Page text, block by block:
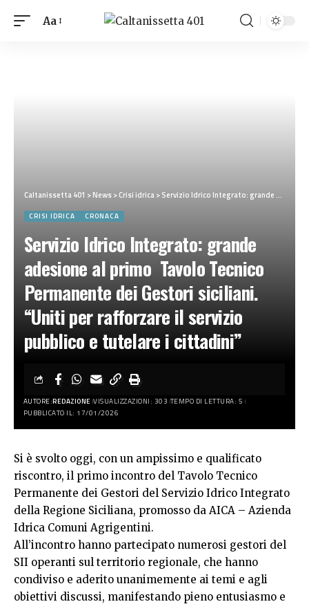
Aa
Caltanissetta 401 >News>Crisi idrica>Servizio Idrico Integrato: grande adesione al primo Tavolo Tecnico Permanente dei Gestori siciliani. “Uniti per rafforzare il servizio pubblico e tutelare i cittadini”
CRISI IDRICA CRONACA
Servizio Idrico Integrato: grande
adesione al primo Tavolo Tecnico
Permanente dei Gestori siciliani.
“Uniti per rafforzare il servizio
pubblico e tutelare i cittadini”
AUTORE:REDAZIONE VISUALIZZAZIONI: 303 TEMPO DI LETTURA: 5
PUBBLICATO IL: 17/01/2026
Si è svolto oggi, con un ampissimo e qualificato
riscontro, il primo incontro del Tavolo Tecnico
Permanente dei Gestori del Servizio Idrico Integrato
della Regione Siciliana, promosso da AICA – Azienda
Idrica Comuni Agrigentini.
All’incontro hanno partecipato numerosi gestori del
SII operanti sul territorio regionale, che hanno
condiviso e aderito unanimemente ai temi e agli
obiettivi discussi, manifestando pieno entusiasmo e